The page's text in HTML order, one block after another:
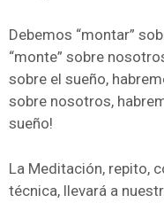
Debemos “montar”
“monte” sobre
sobre el sueño,
sobre nosotros,
sueño!
La Meditación, repito,
técnica, llevará a